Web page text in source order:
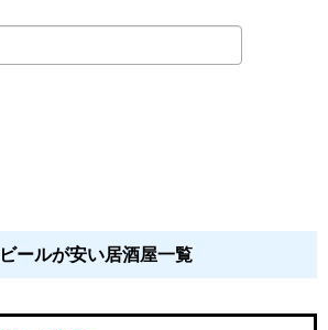
ールが安い居酒屋一覧